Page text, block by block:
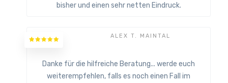
bisher und einen sehr netten Eindruck.
ALEX T. MAINTAL
Danke für die hilfreiche Beratung... werde euch
weiterempfehlen, falls es noch einen Fall im